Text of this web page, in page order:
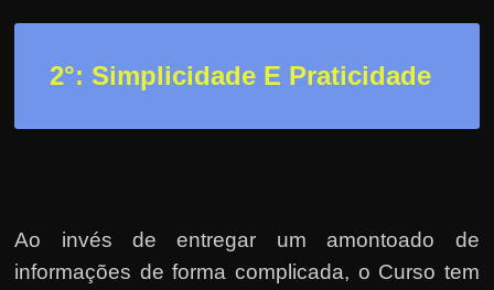
2°: Simplicidade E Praticidade
Ao invés de entregar um amontoado de
informações de forma complicada, o Curso tem